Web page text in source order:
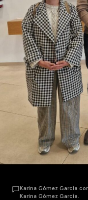
Karina Gómez García
Karina Gómez García.